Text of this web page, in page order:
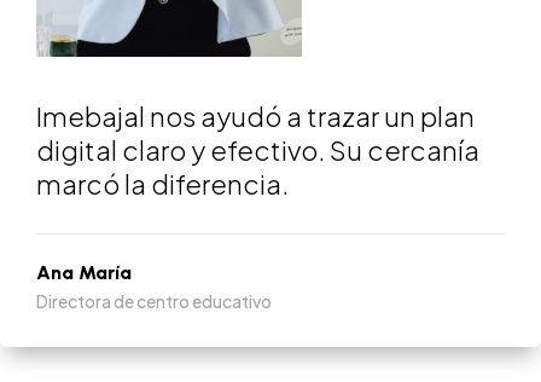
Imebajal nos ayudó a trazar un plan
digital claro y efectivo. Su cercanía
marcó la diferencia.
Ana María
Directora de centro educativo